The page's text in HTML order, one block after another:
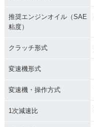
推奨エンジンオイル（SAE
粘度）
クラッチ形式
変速機形式
変速機・操作方式
1次減速比